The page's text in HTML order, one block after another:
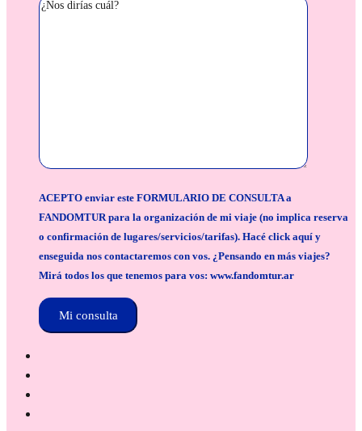
ACEPTO enviar este FORMULARIO DE CONSULTA a
FANDOMTUR para la organización de mi viaje (no implica reserva
o confirmación de lugares/servicios/tarifas). Hacé click aquí y
enseguida nos contactaremos con vos. ¿Pensando en más viajes?
Mirá todos los que tenemos para vos: www.fandomtur.ar